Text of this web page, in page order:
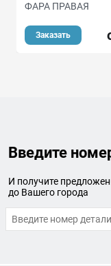
ФАРА ПРАВАЯ
Заказать
Введите
И получите
до Вашего города